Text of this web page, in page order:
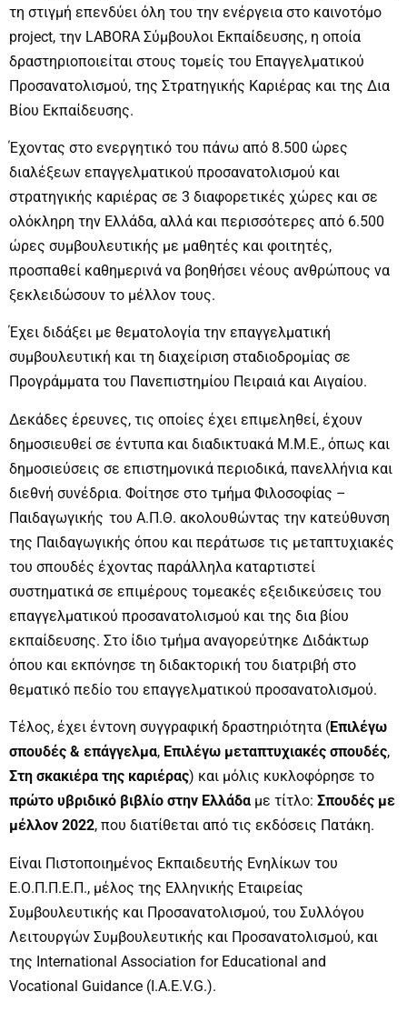
τη στιγμή επενδύει όλη του την ενέργεια στο καινοτόμο
project, την LABORA Σύμβουλοι Εκπαίδευσης, η οποία
δραστηριοποιείται στους τομείς του Επαγγελματικού
Προσανατολισμού, της Στρατηγικής Καριέρας και της Δια
Βίου Εκπαίδευσης.
Έχοντας στο ενεργητικό του πάνω από 8.500 ώρες
διαλέξεων επαγγελματικού προσανατολισμού και
στρατηγικής καριέρας σε 3 διαφορετικές χώρες και σε
ολόκληρη την Ελλάδα, αλλά και περισσότερες από 6.500
ώρες συμβουλευτικής με μαθητές και φοιτητές,
προσπαθεί καθημερινά να βοηθήσει νέους ανθρώπους να
ξεκλειδώσουν το μέλλον τους.
Έχει διδάξει με θεματολογία την επαγγελματική
συμβουλευτική και τη διαχείριση σταδιοδρομίας σε
Προγράμματα του Πανεπιστημίου Πειραιά και Αιγαίου.
Δεκάδες έρευνες, τις οποίες έχει επιμεληθεί, έχουν
δημοσιευθεί σε έντυπα και διαδικτυακά Μ.Μ.Ε., όπως και
δημοσιεύσεις σε επιστημονικά περιοδικά, πανελλήνια και
διεθνή συνέδρια. Φοίτησε στο τμήμα Φιλοσοφίας –
Παιδαγωγικής του Α.Π.Θ. ακολουθώντας την κατεύθυνση
της Παιδαγωγικής όπου και περάτωσε τις μεταπτυχιακές
του σπουδές έχοντας παράλληλα καταρτιστεί
συστηματικά σε επιμέρους τομεακές εξειδικεύσεις του
επαγγελματικού προσανατολισμού και της δια βίου
εκπαίδευσης. Στο ίδιο τμήμα αναγορεύτηκε Διδάκτωρ
όπου και εκπόνησε τη διδακτορική του διατριβή στο
θεματικό πεδίο του επαγγελματικού προσανατολισμού.
Τέλος, έχει έντονη συγγραφική δραστηριότητα (Επιλέγω
σπουδές & επάγγελμα, Επιλέγω μεταπτυχιακές σπουδές,
Στη σκακιέρα της καριέρας) και μόλις κυκλοφόρησε το
πρώτο υβριδικό βιβλίο στην Ελλάδα με τίτλο: Σπουδές με
μέλλον 2022, που διατίθεται από τις εκδόσεις Πατάκη.
Είναι Πιστοποιημένος Εκπαιδευτής Ενηλίκων του
Ε.Ο.Π.Π.Ε.Π., μέλος της Ελληνικής Εταιρείας
Συμβουλευτικής και Προσανατολισμού, του Συλλόγου
Λειτουργών Συμβουλευτικής και Προσανατολισμού, και
της International Association for Educational and
Vocational Guidance (I.A.E.V.G.).